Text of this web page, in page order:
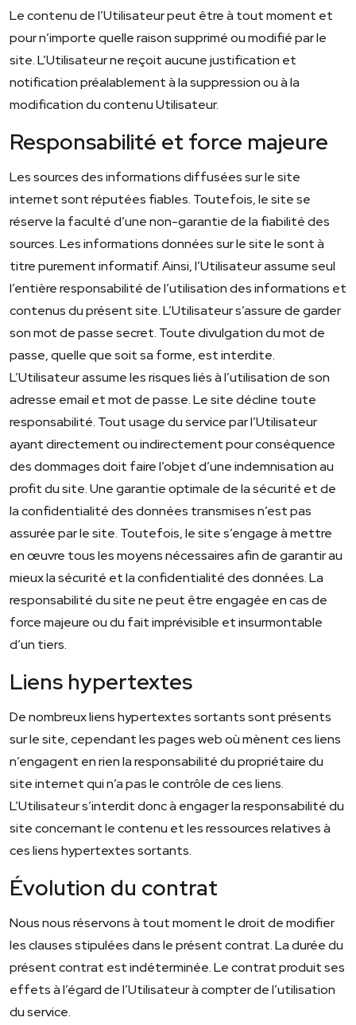
Le contenu de l’Utilisateur peut être à tout moment et
pour n’importe quelle raison supprimé ou modifié par le
site. L’Utilisateur ne reçoit aucune justification et
notification préalablement à la suppression ou à la
modification du contenu Utilisateur.
Responsabilité et force majeure
Les sources des informations diffusées sur le site
internet sont réputées fiables. Toutefois, le site se
réserve la faculté d’une non-garantie de la fiabilité des
sources. Les informations données sur le site le sont à
titre purement informatif. Ainsi, l’Utilisateur assume seul
l’entière responsabilité de l’utilisation des informations et
contenus du présent site. L’Utilisateur s’assure de garder
son mot de passe secret. Toute divulgation du mot de
passe, quelle que soit sa forme, est interdite.
L’Utilisateur assume les risques liés à l’utilisation de son
adresse email et mot de passe. Le site décline toute
responsabilité. Tout usage du service par l’Utilisateur
ayant directement ou indirectement pour conséquence
des dommages doit faire l’objet d’une indemnisation au
profit du site. Une garantie optimale de la sécurité et de
la confidentialité des données transmises n’est pas
assurée par le site. Toutefois, le site s’engage à mettre
en œuvre tous les moyens nécessaires afin de garantir au
mieux la sécurité et la confidentialité des données. La
responsabilité du site ne peut être engagée en cas de
force majeure ou du fait imprévisible et insurmontable
d’un tiers.
Liens hypertextes
De nombreux liens hypertextes sortants sont présents
sur le site, cependant les pages web où mènent ces liens
n’engagent en rien la responsabilité du propriétaire du
site internet qui n’a pas le contrôle de ces liens.
L’Utilisateur s’interdit donc à engager la responsabilité du
site concernant le contenu et les ressources relatives à
ces liens hypertextes sortants.
Évolution du contrat
Nous nous réservons à tout moment le droit de modifier
les clauses stipulées dans le présent contrat. La durée du
présent contrat est indéterminée. Le contrat produit ses
effets à l’égard de l’Utilisateur à compter de l’utilisation
du service.